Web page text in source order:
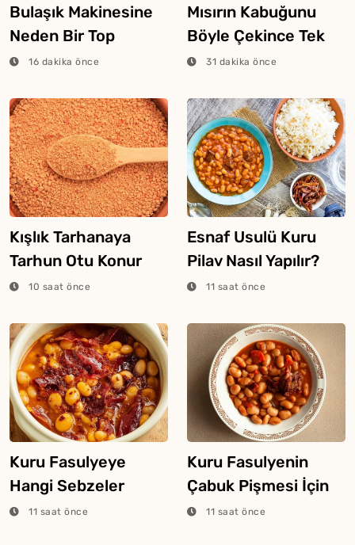
Bulaşık Makinesine
Neden Bir Top
Alüminyum Folyo
16 dakika önce
Mısırın Kabuğunu
Böyle Çekince Tek
Hamlede Tertemiz
31 dakika önce
Kışlık Tarhanaya
Tarhun Otu Konur
Mu?10 saat önce
Esnaf Usulü Kuru
Pilav Nasıl Yapılır?
11 saat önce
Kuru Fasulyeye
Hangi Sebzeler
Konur?
11 saat önce
Kuru Fasulyenin
Çabuk Pişmesi İçin
Püf Noktaları
11 saat önce